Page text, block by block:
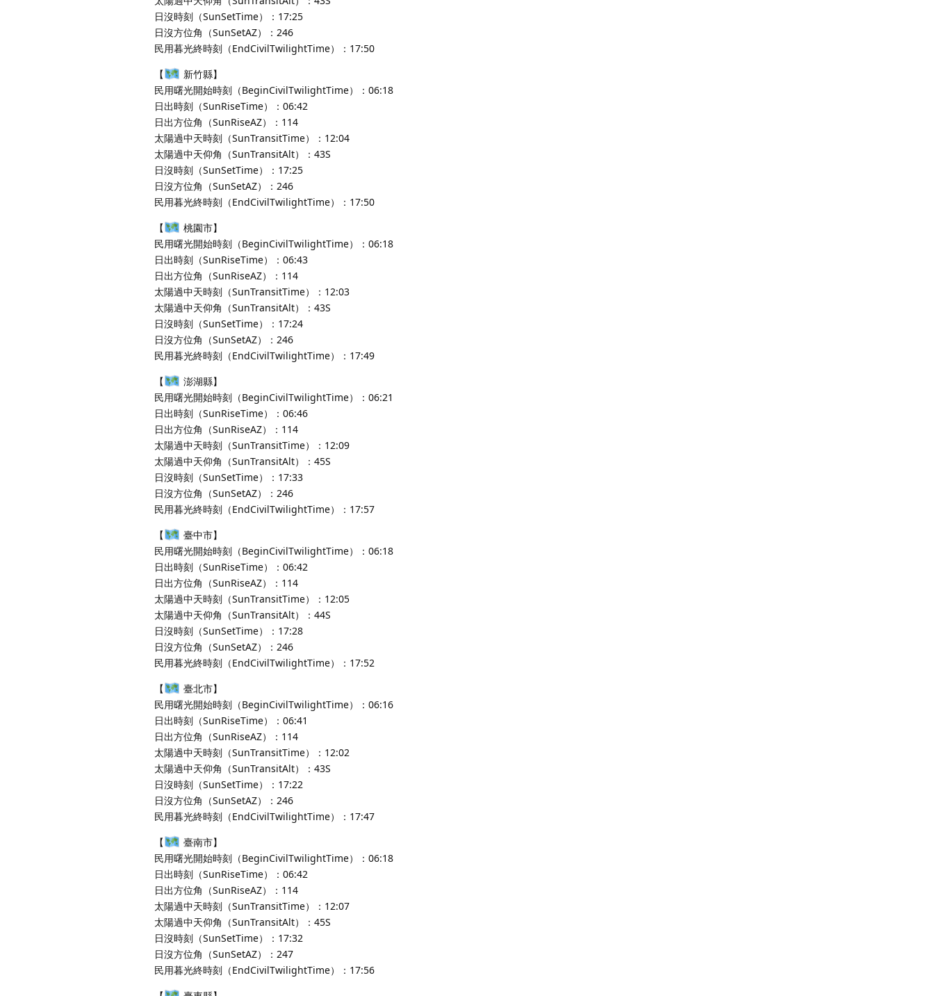
日沒時刻（SunSetTime）：17:25
日沒方位角（SunSetAZ）：246
民用暮光終時刻（EndCivilTwilightTime）：17:50
【
新竹縣】
民用曙光開始時刻（BeginCivilTwilightTime）：06:18
日出時刻（SunRiseTime）：06:42
日出方位角（SunRiseAZ）：114
太陽過中天時刻（SunTransitTime）：12:04
太陽過中天仰角（SunTransitAlt）：43S
日沒時刻（SunSetTime）：17:25
日沒方位角（SunSetAZ）：246
民用暮光終時刻（EndCivilTwilightTime）：17:50
【
桃園市】
民用曙光開始時刻（BeginCivilTwilightTime）：06:18
日出時刻（SunRiseTime）：06:43
日出方位角（SunRiseAZ）：114
太陽過中天時刻（SunTransitTime）：12:03
太陽過中天仰角（SunTransitAlt）：43S
日沒時刻（SunSetTime）：17:24
日沒方位角（SunSetAZ）：246
民用暮光終時刻（EndCivilTwilightTime）：17:49
【
澎湖縣】
民用曙光開始時刻（BeginCivilTwilightTime）：06:21
日出時刻（SunRiseTime）：06:46
日出方位角（SunRiseAZ）：114
太陽過中天時刻（SunTransitTime）：12:09
太陽過中天仰角（SunTransitAlt）：45S
日沒時刻（SunSetTime）：17:33
日沒方位角（SunSetAZ）：246
民用暮光終時刻（EndCivilTwilightTime）：17:57
【
臺中市】
民用曙光開始時刻（BeginCivilTwilightTime）：06:18
日出時刻（SunRiseTime）：06:42
日出方位角（SunRiseAZ）：114
太陽過中天時刻（SunTransitTime）：12:05
太陽過中天仰角（SunTransitAlt）：44S
日沒時刻（SunSetTime）：17:28
日沒方位角（SunSetAZ）：246
民用暮光終時刻（EndCivilTwilightTime）：17:52
【
臺北市】
民用曙光開始時刻（BeginCivilTwilightTime）：06:16
日出時刻（SunRiseTime）：06:41
日出方位角（SunRiseAZ）：114
太陽過中天時刻（SunTransitTime）：12:02
太陽過中天仰角（SunTransitAlt）：43S
日沒時刻（SunSetTime）：17:22
日沒方位角（SunSetAZ）：246
民用暮光終時刻（EndCivilTwilightTime）：17:47
【
臺南市】
民用曙光開始時刻（BeginCivilTwilightTime）：06:18
日出時刻（SunRiseTime）：06:42
日出方位角（SunRiseAZ）：114
太陽過中天時刻（SunTransitTime）：12:07
太陽過中天仰角（SunTransitAlt）：45S
日沒時刻（SunSetTime）：17:32
日沒方位角（SunSetAZ）：247
民用暮光終時刻（EndCivilTwilightTime）：17:56